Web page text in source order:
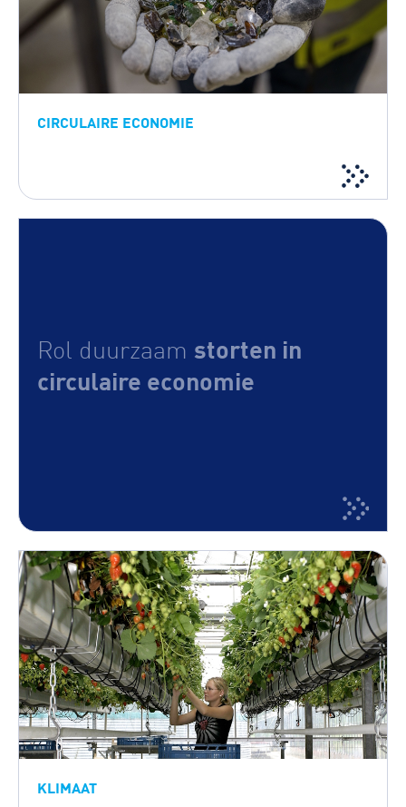
CIRCULAIRE ECONOMIE
Rol duurzaam storten in
circulaire economie
KLIMAAT